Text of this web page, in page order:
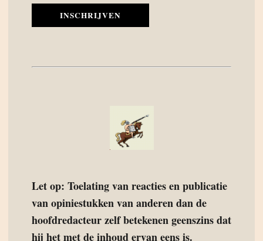
INSCHRIJVEN
Let op: Toelating van reacties en publicatie
van opiniestukken van anderen dan de
hoofdredacteur zelf betekenen geenszins dat
hij het met de inhoud ervan eens is.